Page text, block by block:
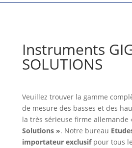
Instruments
SOLUTIONS
Veuillez trouver la gamme
de mesure des basses et des
la très sérieuse firme allemande
Solutions ». Notre bureau
importateur exclusifpour tous